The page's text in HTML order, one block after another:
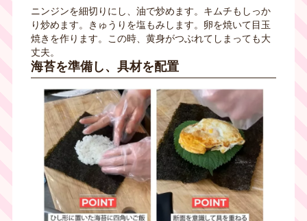
ニンジンを細切りにし、油で炒めます。キムチもしっか
り炒めます。きゅうりを塩もみします。卵を焼いて目玉
焼きを作ります。この時、黄身がつぶれてしまっても大
丈夫。
海苔を準備し、具材を配置